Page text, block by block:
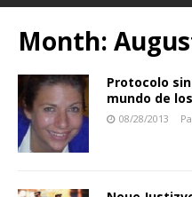
Month:
Protocolo
mundo de
08/28/2013